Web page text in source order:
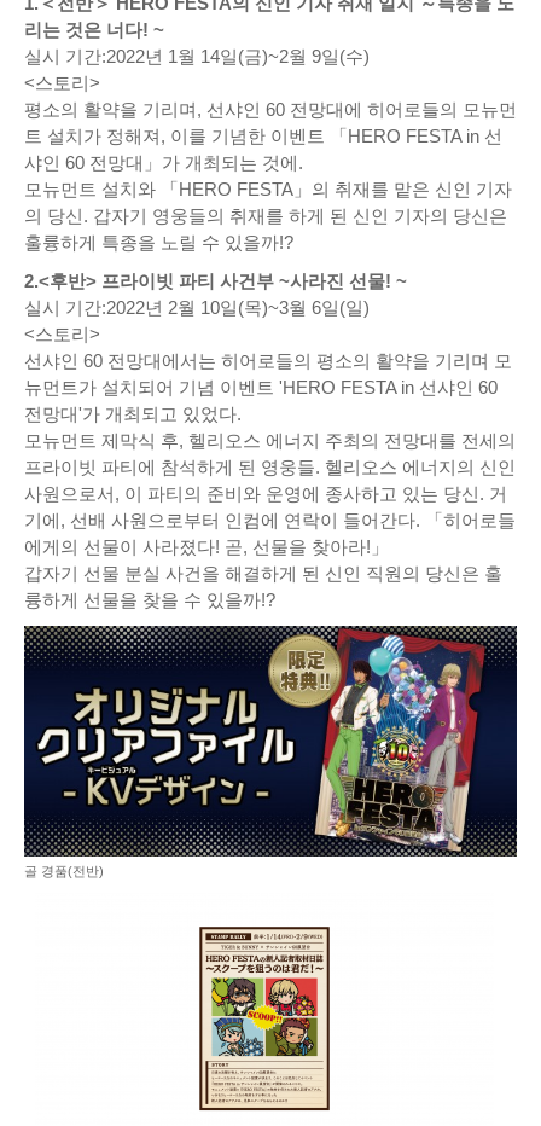
리는 것은 너다! ~
실시 기간:2022년 1월 14일(금)~2월 9일(수)
<스토리>
평소의 활약을 기리며, 선샤인 60 전망대에 히어로들의 모뉴먼
트 설치가 정해져, 이를 기념한 이벤트 「HERO FESTA in 선
샤인 60 전망대」가 개최되는 것에.
모뉴먼트 설치와 「HERO FESTA」의 취재를 맡은 신인 기자
의 당신. 갑자기 영웅들의 취재를 하게 된 신인 기자의 당신은
훌륭하게 특종을 노릴 수 있을까!?
2.<후반> 프라이빗 파티 사건부 ~사라진 선물! ~
실시 기간:2022년 2월 10일(목)~3월 6일(일)
<스토리>
선샤인 60 전망대에서는 히어로들의 평소의 활약을 기리며 모
뉴먼트가 설치되어 기념 이벤트 'HERO FESTA in 선샤인 60
전망대'가 개최되고 있었다.
모뉴먼트 제막식 후, 헬리오스 에너지 주최의 전망대를 전세의
프라이빗 파티에 참석하게 된 영웅들. 헬리오스 에너지의 신인
사원으로서, 이 파티의 준비와 운영에 종사하고 있는 당신. 거
기에, 선배 사원으로부터 인컴에 연락이 들어간다. 「히어로들
에게의 선물이 사라졌다! 곧, 선물을 찾아라!」
갑자기 선물 분실 사건을 해결하게 된 신인 직원의 당신은 훌
륭하게 선물을 찾을 수 있을까!?
골 경품(전반)